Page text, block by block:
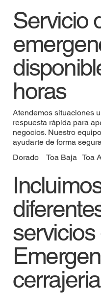
Servicio
horas
Atendemos situaciones
respuesta rápida para
negocios. Nuestro
ayudarte de forma
Dorado
Toa Baja Toa
servicios
cerrajeria